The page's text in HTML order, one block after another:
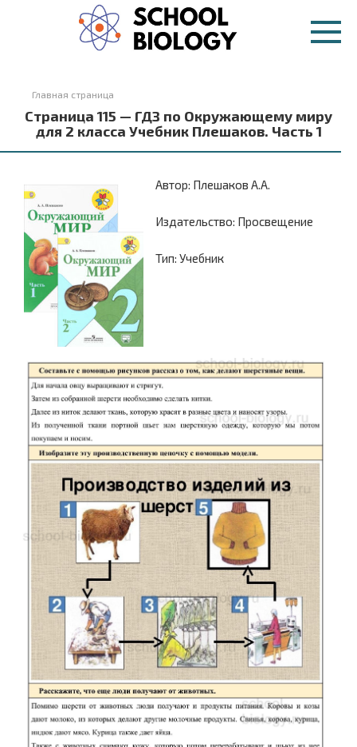
Главная страница
Страница 115 — ГДЗ по Окружающему миру
для 2 класса Учебник Плешаков. Часть 1
Автор: Плешаков А.А.
Издательство: Просвещение
Тип: Учебник